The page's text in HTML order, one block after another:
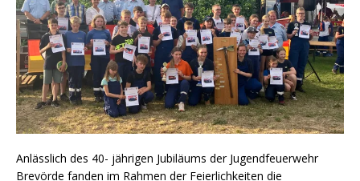
Anlässlich des 40- jährigen Jubiläums der Jugendfeuerwehr
Brevörde fanden im Rahmen der Feierlichkeiten die